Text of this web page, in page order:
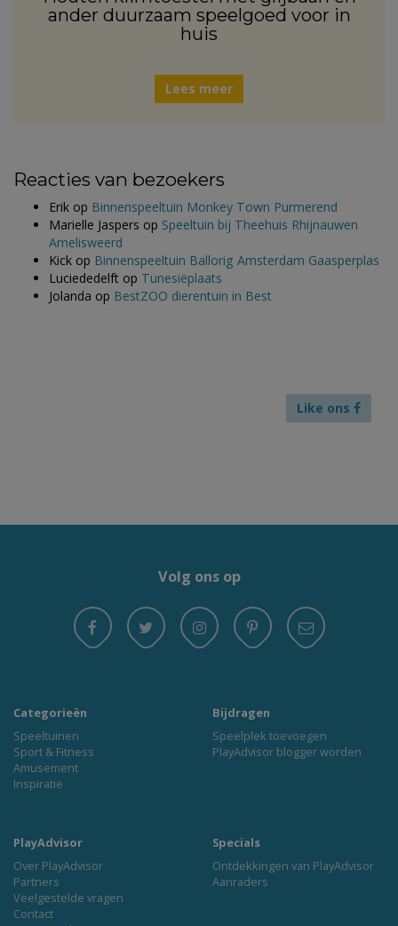
ander duurzaam speelgoed voor in
huis
Lees meer
Reacties van bezoekers
Erik op Binnenspeeltuin Monkey Town Purmerend
Marielle Jaspers op Speeltuin bij Theehuis Rhijnauwen
Amelisweerd
Kick op Binnenspeeltuin Ballorig Amsterdam Gaasperplas
Luciededelft op Tunesiëplaats
Jolanda op BestZOO dierentuin in Best
Like ons
Volg ons op
Categorieën
Speeltuinen
Sport & Fitness
Amusement
Inspiratie
Bijdragen
Speelplek toevoegen
PlayAdvisor blogger worden
PlayAdvisor
Over PlayAdvisor
Partners
Veelgestelde vragen
Contact
Specials
Ontdekkingen van PlayAdvisor
Aanraders